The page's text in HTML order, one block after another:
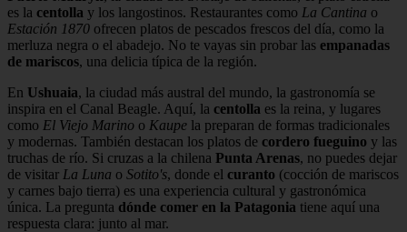
es la centolla y los langostinos. Restaurantes como La Cantina o
Estación 1870 ofrecen platos de pescados frescos del día, como la
merluza negra o el abadejo. No te vayas sin probar las empanadas
de mariscos, una delicia típica de la región.
En Ushuaia, la ciudad más austral del mundo, la gastronomía se
inspira en el Canal Beagle. Aquí, la centolla es la reina, y lugares
como El Viejo Marino o Kaupe la preparan de formas tradicionales
y modernas. También destacan los platos de cordero fueguino y las
truchas de río. Si cruzas a la chilena Punta Arenas, no puedes dejar
de visitar La Luna o Sotito's, donde el curanto (cocción de mariscos
y carnes bajo tierra) es una experiencia cultural y gastronómica
única. La pregunta dónde comer en la Patagonia tiene aquí una
respuesta clara: junto al mar.